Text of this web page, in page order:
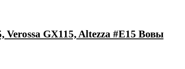
GX115, Altezza #E15 Вовы